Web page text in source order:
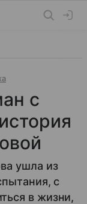
с
ушла из
с
в жизни,